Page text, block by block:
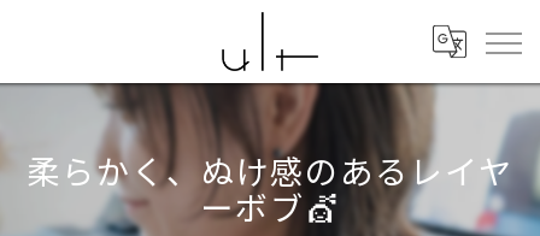
柔らかく、ぬけ感のあるレイヤ
ーボブ💇